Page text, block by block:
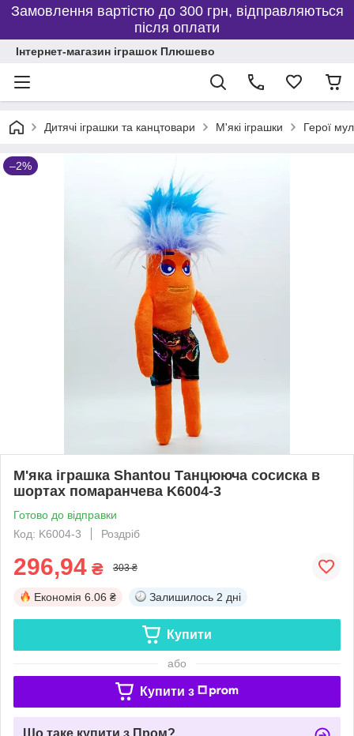
Замовлення вартістю до 300 грн, відправляються
після оплати
Інтернет-магазин іграшок Плюшево
Дитячі іграшки та канцтовари М'які іграшки Герої
–2%
М'яка іграшка Shantou Танцююча сосиска в
шортах помаранчева K6004-3
Готово до відправки
Код: K6004-3
Роздріб
296,94 ₴ 303 ₴
Економія 6.06 ₴ Залишилось 2 дні
Купити
або
Купити з
Що таке купити з Пром?